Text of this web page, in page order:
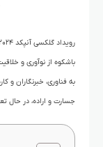
باشکوه از نوآوری و
به فناوری، خبرنگاران و
جسارت و اراده، در حال